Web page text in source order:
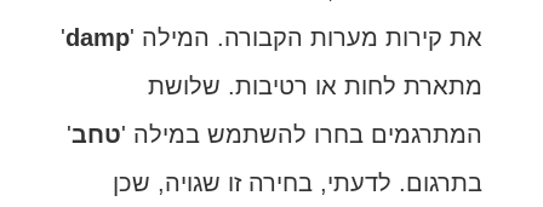
את קירות מערות הקבורה. המילה 'damp
'
מתארת לחות או רטיבות. שלושת
המתרגמים בחרו להשתמש במילה 'טחב'
בתרגום. לדעתי, בחירה זו שגויה, שכן